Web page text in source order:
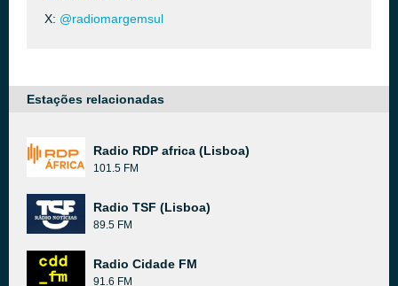
X: @radiomargemsul
Estações relacionadas
Radio RDP africa (Lisboa)
101.5 FM
Radio TSF (Lisboa)
89.5 FM
Radio Cidade FM
91.6 FM